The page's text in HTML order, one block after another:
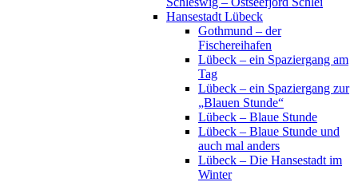
Hansestadt Lübeck
Gothmund – der
Fischereihafen
Lübeck – ein Spaziergang am
Tag
Lübeck – ein Spaziergang zur
„Blauen Stunde“
Lübeck – Blaue Stunde
Lübeck – Blaue Stunde und
auch mal anders
Lübeck – Die Hansestadt im
Winter